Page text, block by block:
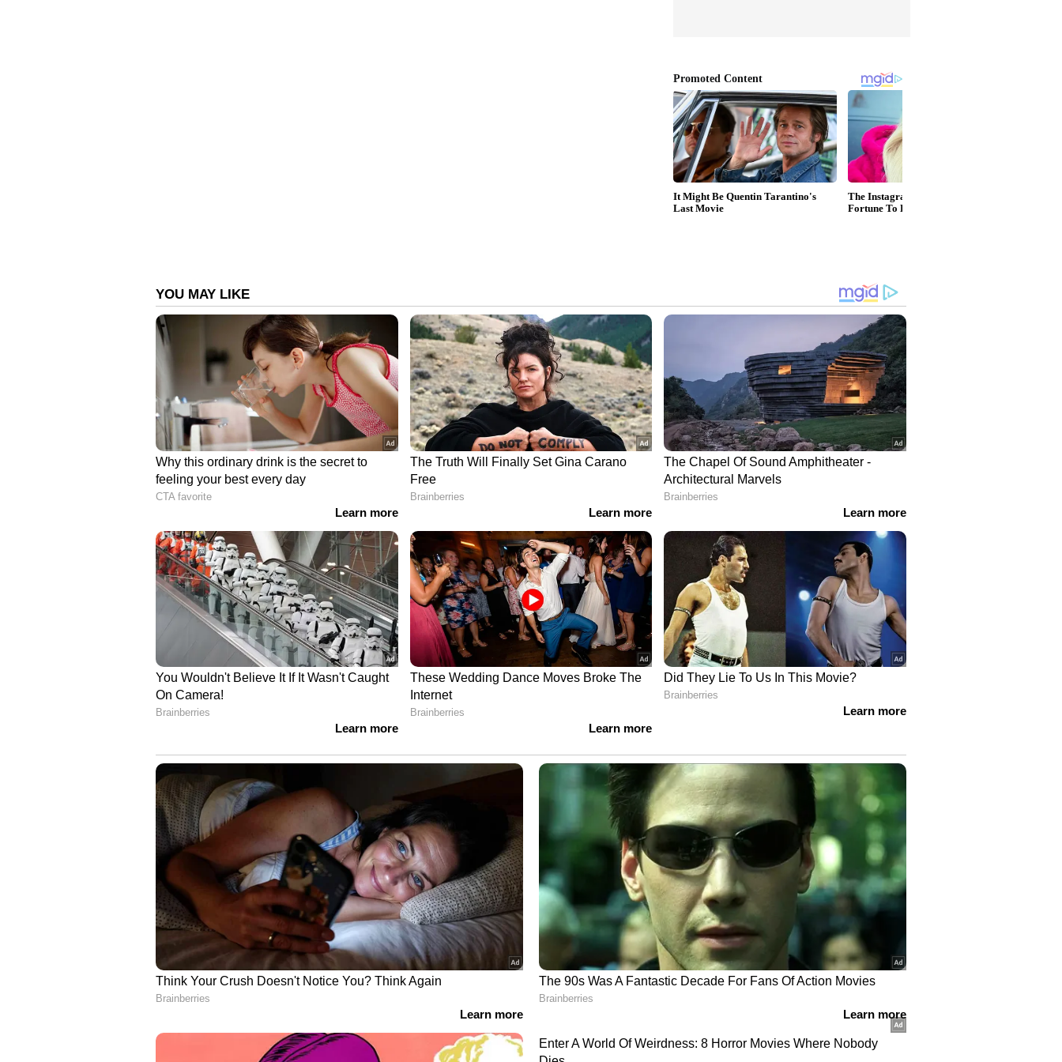
ഉന്നയിക്കുന്ന ജനക്ഷേമകരമായ ദേശീയ വിഷയങ്ങൾക്ക് ഡി എം കെയുടെ പൂർണ്ണ
പിന്തുണയും ശബ്ദവും തുടർന്നും ഉണ്ടാകുമെന്നും തങ്ങൾ ഉയർത്തിയ പോരാട്ടങ്ങളിൽ
നിന്ന് ഒരടിപോലും പിന്നോട്ടില്ലെന്നും പാർട്ടി വ്യക്തമാക്കിയിട്ടുണ്ട്.